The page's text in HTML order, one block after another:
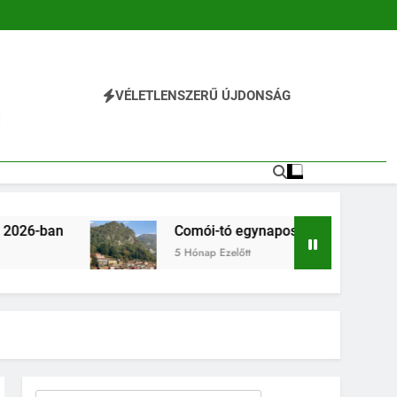
VÉLETLENSZERŰ ÚJDONSÁG
Comói-tó egynapos kirándulás Milánóból 2026-ban
5 Hónap Ezelőtt